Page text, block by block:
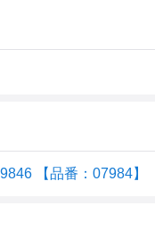
【品番：07984】